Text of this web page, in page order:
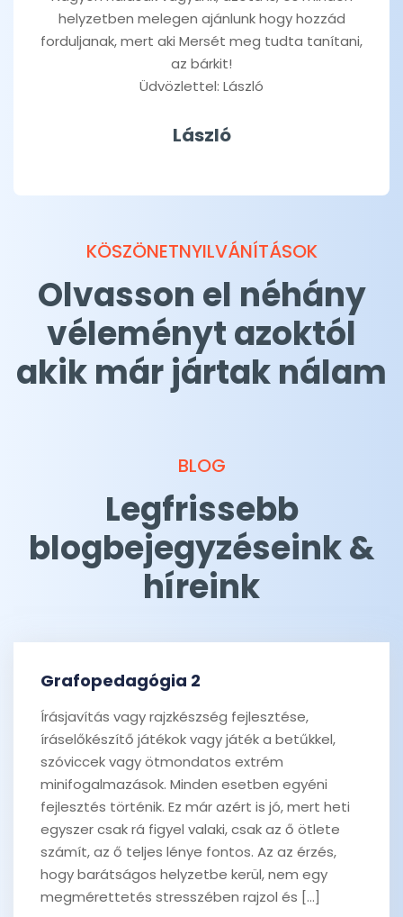
helyzetben melegen ajánlunk hogy hozzád
forduljanak, mert aki Mersét meg tudta tanítani,
az bárkit!
Üdvözlettel: László
László
KÖSZÖNETNYILVÁNÍTÁSOK
Olvasson el néhány
véleményt azoktól
akik már jártak nálam
BLOG
Legfrissebb
blogbejegyzéseink &
híreink
Grafopedagógia 2
Írásjavítás vagy rajzkészség fejlesztése,
íráselőkészítő játékok vagy játék a betűkkel,
szóviccek vagy ötmondatos extrém
minifogalmazások. Minden esetben egyéni
fejlesztés történik. Ez már azért is jó, mert heti
egyszer csak rá figyel valaki, csak az ő ötlete
számít, az ő teljes lénye fontos. Az az érzés,
hogy barátságos helyzetbe kerül, nem egy
megmérettetés stresszében rajzol és […]